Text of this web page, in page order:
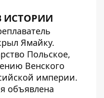
ИСТОРИИ
Ямайку.
Польское,
Венского
империи.
объявлена